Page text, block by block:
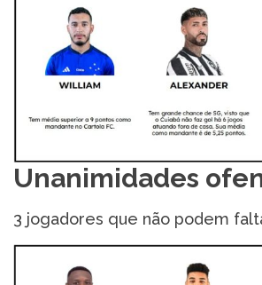
Unanimidades
3 jogadores que não podem